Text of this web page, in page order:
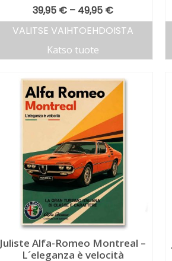
39,95 € – 49,95 €
VALITSE VAIHTOEHDOISTA
Katso tuote
Juliste Alfa-Romeo Montreal –
L´eleganza è velocità